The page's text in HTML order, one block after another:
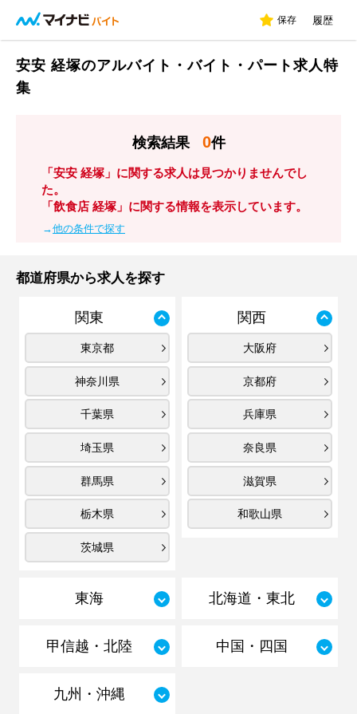
保存 履歴
安安 経塚のアルバイト・バイト・パート求人特
集
検索結果 0件
「安安 経塚」に関する求人は見つかりませんでし
た。
「飲食店 経塚」に関する情報を表示しています。
→他の条件で探す
都道府県から求人を探す
関東
東京都
神奈川県
千葉県
埼玉県
群馬県
栃木県
茨城県
関西
大阪府
京都府
兵庫県
奈良県
滋賀県
和歌山県
東海 北海道・東北
甲信越・北陸 中国・四国
九州・沖縄